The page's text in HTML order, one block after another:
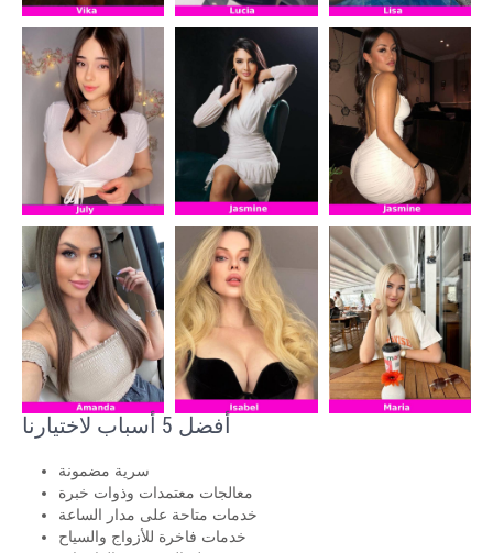
أفضل 5 أسباب لاختيارنا
سرية مضمونة
معالجات معتمدات وذوات خبرة
خدمات متاحة على مدار الساعة
خدمات فاخرة للأزواج والسياح